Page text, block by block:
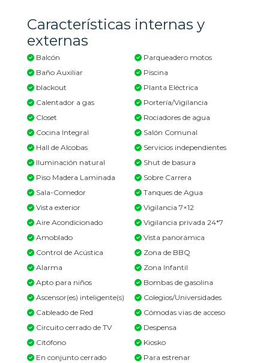
Características internas y
externas
Balcón
Baño Auxiliar
blackout
Calentador a gas
Closet
Cocina Integral
Hall de Alcobas
Iluminación natural
Piso Madera Laminada
Sala-Comedor
Vista exterior
Aire Acondicionado
Amoblado
Control de Acústica
Alarma
Apto para niños
Ascensor(es) inteligente(s)
Cableado de Red
Circuito cerrado de TV
Citófono
En conjunto cerrado
Parqueadero motos
Piscina
Planta Eléctrica
Portería/Vigilancia
Rociadores de agua
Salón Comunal
Servicios independientes
Shut de basura
Sobre Carrera
Tanques de Agua
Vigilancia 7×12
Vigilancia privada 24*7
Vista panorámica
Zona de BBQ
Zona Infantil
Bombas de gasolina
Colegios/Universidades
Cómodas vias de acceso
Despensa
Kiosko
Para estrenar